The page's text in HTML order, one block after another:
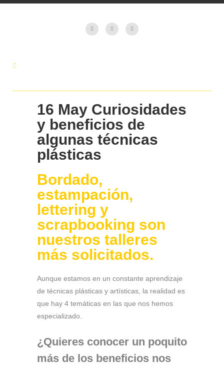
16 May Curiosidades
y beneficios de
algunas técnicas
plásticas
Bordado,
estampación,
lettering y
scrapbooking son
nuestros talleres
más solicitados.
Aunque estamos en un constante aprendizaje
de técnicas plásticas y artísticas, la realidad es
que hay 4 temáticas en las que nos hemos
especializado.
¿Quieres conocer un poquito
más de los beneficios nos